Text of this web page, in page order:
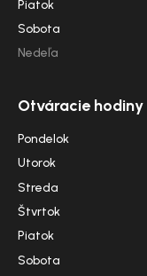
Piatok
Sobota
Nedeľa
Otváracie hodiny
Pondelok
Utorok
Streda
Štvrtok
Piatok
Sobota